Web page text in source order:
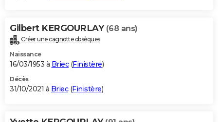
Gilbert KERGOURLAY (68 ans)
Créer une cagnotte obsèques
Naissance
16/03/1953 à Briec(Finistère)
Décès
31/10/2021 à Briec(Finistère)